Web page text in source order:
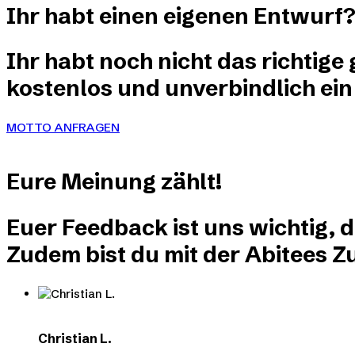
Produktseite
gewählt
auf.
Die
können
auf
der
werden
Ihr habt einen eigenen Entwurf?
Ihr habt noch nicht das richtige
kostenlos und unverbindlich
MOTTO ANFRAGEN
Eure Meinung zählt!
Euer Feedback ist uns wichtig,
Zudem bist du mit der Abitees
Christian L.